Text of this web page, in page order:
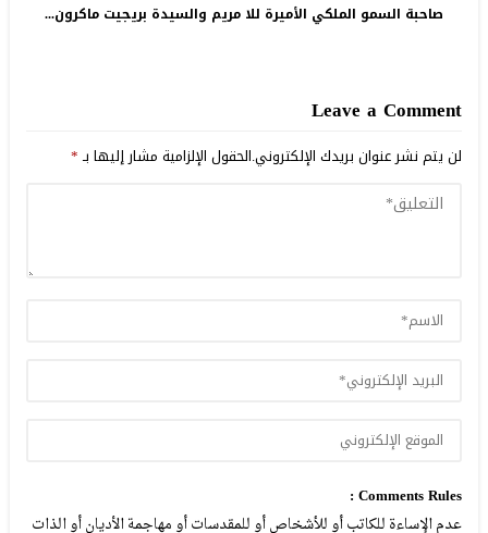
صاحبة السمو الملكي الأميرة للا مريم والسيدة بريجيت ماكرون...
Leave a Comment
لن يتم نشر عنوان بريدك الإلكتروني.الحقول الإلزامية مشار إليها بـ*
Comments Rules :
عدم الإساءة للكاتب أو للأشخاص أو للمقدسات أو مهاجمة الأديان أو الذات